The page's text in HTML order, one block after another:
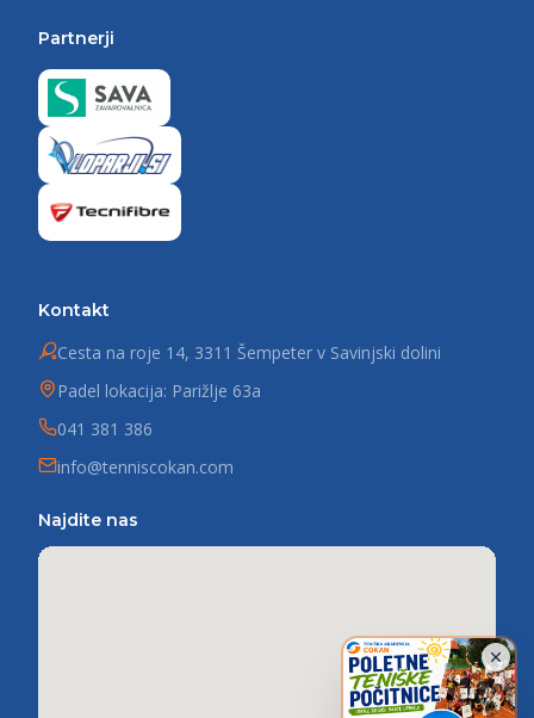
Partnerji
Kontakt
Cesta na roje 14, 3311 Šempeter v Savinjski dolini
Padel lokacija: Parižlje 63a
041 381 386
info@tenniscokan.com
Najdite nas